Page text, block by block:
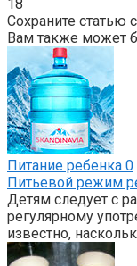
18
Сохраните статью
Вам также может
Питание ребенка 0
Питьевой режим
Детям следует с
регулярному
известно,